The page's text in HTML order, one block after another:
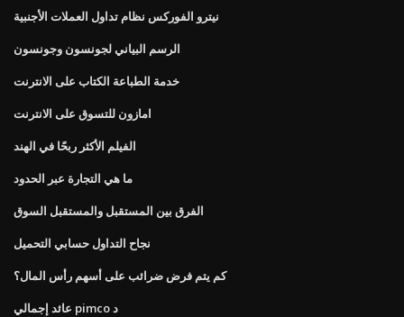
نيترو الفوركس نظام تداول العملات الأجنبية
الرسم البياني لجونسون وجونسون
خدمة الطباعة الكتاب على الانترنت
امازون للتسوق على الانترنت
الفيلم الأكثر ربحًا في الهند
ما هي التجارة عبر الحدود
الفرق بين المستقبل والمستقبل السوق
نجاح التداول حسابي التحميل
كم يتم فرض ضرائب على أسهم رأس المال؟
عائد إجمالي pimco د